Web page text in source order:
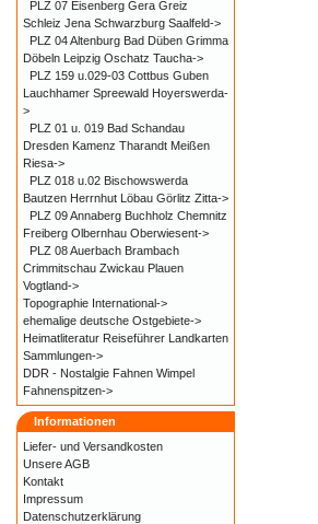
PLZ 07 Eisenberg Gera Greiz
Schleiz Jena Schwarzburg Saalfeld->
PLZ 04 Altenburg Bad Düben Grimma
Döbeln Leipzig Oschatz Taucha->
PLZ 159 u.029-03 Cottbus Guben
Lauchhamer Spreewald Hoyerswerda-
>
PLZ 01 u. 019 Bad Schandau
Dresden Kamenz Tharandt Meißen
Riesa->
PLZ 018 u.02 Bischowswerda
Bautzen Herrnhut Löbau Görlitz Zitta->
PLZ 09 Annaberg Buchholz Chemnitz
Freiberg Olbernhau Oberwiesent->
PLZ 08 Auerbach Brambach
Crimmitschau Zwickau Plauen
Vogtland->
Topographie International->
ehemalige deutsche Ostgebiete->
Heimatliteratur Reiseführer Landkarten
Sammlungen->
DDR - Nostalgie Fahnen Wimpel
Fahnenspitzen->
Informationen
Liefer- und Versandkosten
Unsere AGB
Kontakt
Impressum
Datenschutzerklärung